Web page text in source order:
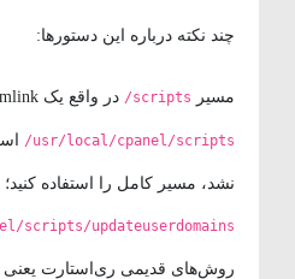
چند نکته درباره این دستورها:
مسیر/scriptsدر واقع یک symlink به
/usr/local/cpanel/scriptsاست.
نشد، مسیر کامل را استفاده کنید؛
scripts/updateuserdomains
روش‌های قدیمی ری‌استارت یعنی